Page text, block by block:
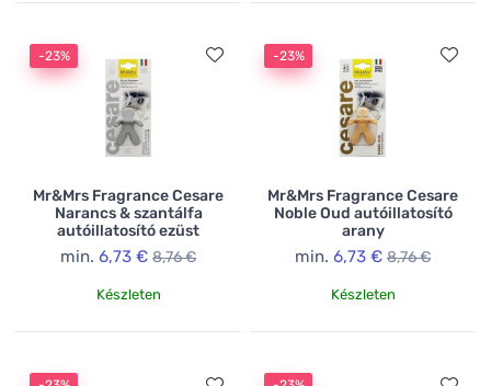
-23%
Mr&Mrs Fragrance Cesare
Narancs & szantálfa
autóillatosító ezüst
min. 6,73 € 8,76 €
Készleten
-23%
Mr&Mrs Fragrance Cesare
Noble Oud autóillatosító
arany
min. 6,73 € 8,76 €
Készleten